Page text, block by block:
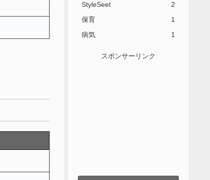
StyleSeet
2
保育
1
病気
1
スポンサーリンク